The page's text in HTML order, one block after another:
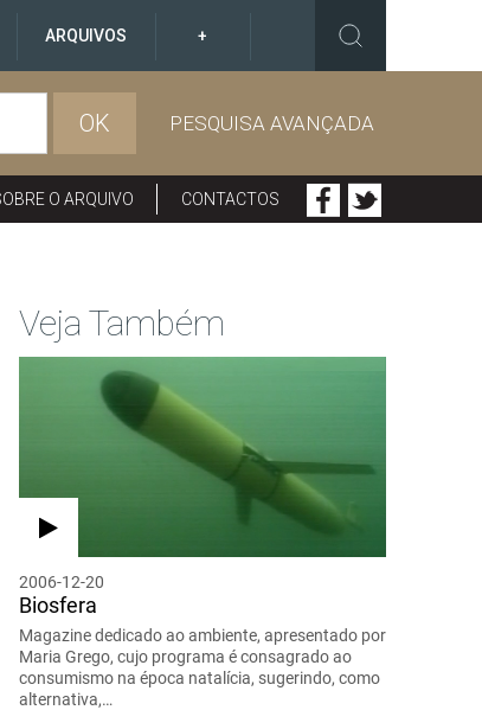
ARQUIVOS +
OK PESQUISA AVANÇADA
O ARQUIVO CONTACTOS
Veja Também
2006-12-20
Biosfera
Magazine dedicado ao ambiente, apresentado por
Maria Grego, cujo programa é consagrado ao
consumismo na época natalícia, sugerindo, como
alternativa,…